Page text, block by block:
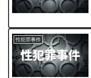
性犯罪事件